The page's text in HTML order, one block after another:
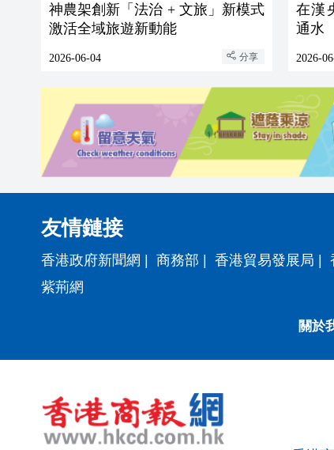
神農架創新「法治 + 文旅」新模式
激活全域旅遊新動能
2026-06-04 分享
在漢央企助
通水
2026-
友情鏈接
香港政府新聞網 | 商務部 | 香港貿易發展局 |
紫荊網
關於